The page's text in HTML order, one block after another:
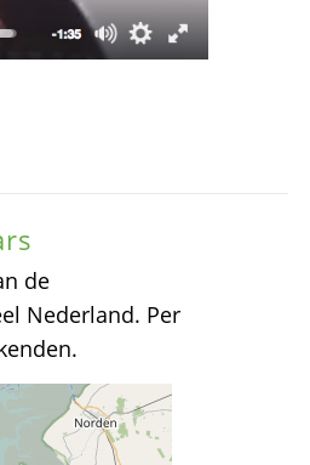
de
Nederland. Per